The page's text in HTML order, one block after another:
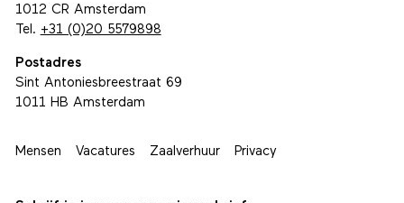
1012 CR Amsterdam
Tel. +31 (0)20 5579898
Postadres
Sint Antoniesbreestraat 69
1011 HB Amsterdam
Mensen Vacatures Zaalverhuur Privacy